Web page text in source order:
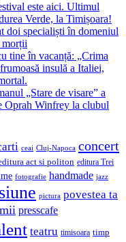
este aici. Ultimul
Verde, la Timișoara!
doi specialiști în domeniul
morții
tine în vacanță: „Crima
insulă a Italiei,
„Stare de visare” a
Oprah Winfrey la clubul
ceai Cluj-Napoca concert
act si politon editura Trei
fotografie handmade jazz
pictura povestea ta
presscafe
teatru timisoara timp